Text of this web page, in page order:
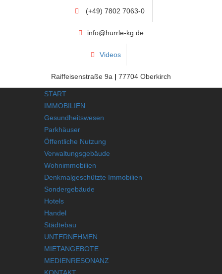
(+49) 7802 7063-0
info@hurrle-kg.de
Videos
Raiffeisenstraße 9a | 77704 Oberkirch
START
IMMOBILIEN
Gesundheitswesen
Parkhäuser
Öffentliche Nutzung
Verwaltungsgebäude
Wohnimmobilien
Denkmalgeschützte Immobilien
Sondergebäude
Hotels
Handel
Städtebau
UNTERNEHMEN
MIETANGEBOTE
MEDIENRESONANZ